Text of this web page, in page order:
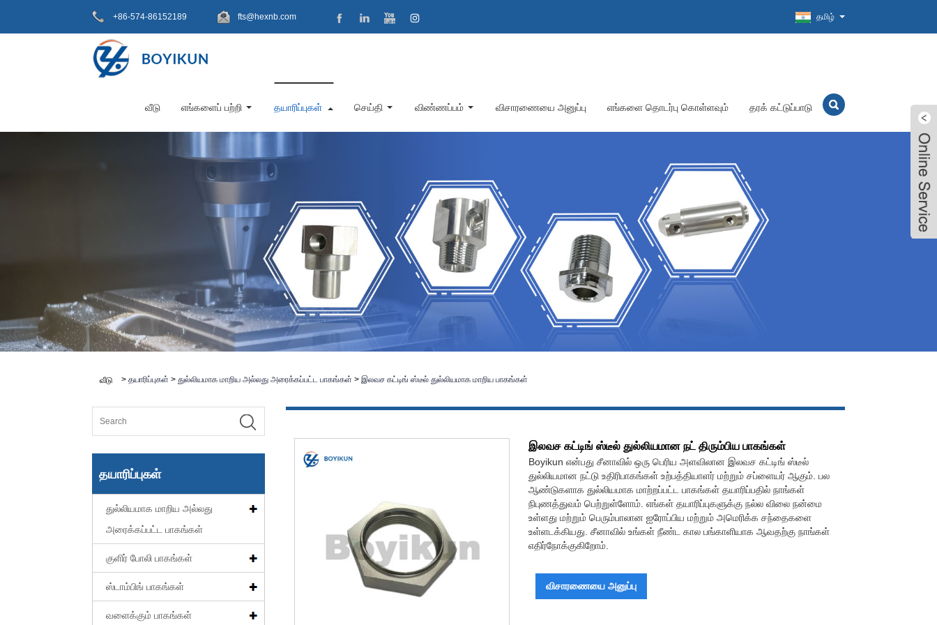
+86-574-86152189 fts@hexnb.com தமிழ்
வீடு எங்களைப் பற்றி தயாரிப்புகள் செய்தி விண்ணப்பம் விசாரணையை அனுப்பு எங்களை தொடர்பு கொள்ளவும் தரக் கட்டுப்பாடு
வீடு > தயாரிப்புகள் > துல்லியமாக மாறிய அல்லது அரைக்கப்பட்ட பாகங்கள் > இலவச கட்டிங் ஸ்டீல் துல்லியமாக மாறிய பாகங்கள்
தயாரிப்புகள்
துல்லியமாக மாறிய அல்லது
அரைக்கப்பட்ட பாகங்கள்
குளிர் போலி பாகங்கள்
ஸ்டாம்பிங் பாகங்கள்
வளைக்கும் பாகங்கள்
இலவச கட்டிங் ஸ்டீல் துல்லியமான நட் திரும்பிய பாகங்கள்
Boyikun என்பது சீனாவில் ஒரு பெரிய அளவிலான இலவச கட்டிங் ஸ்டீல்
துல்லியமான நட்டு உதிரிபாகங்கள் உற்பத்தியாளர் மற்றும் சப்ளையர் ஆகும். பல
ஆண்டுகளாக துல்லியமாக மாற்றப்பட்ட பாகங்கள் தயாரிப்பதில் நாங்கள்
நிபுணத்துவம் பெற்றுள்ளோம். எங்கள் தயாரிப்புகளுக்கு நல்ல விலை நன்மை
உள்ளது மற்றும் பெரும்பாலான ஐரோப்பிய மற்றும் அமெரிக்க சந்தைகளை
உள்ளடக்கியது. சீனாவில் உங்கள் நீண்ட கால பங்காளியாக ஆவதற்கு நாங்கள்
எதிர்நோக்குகிறோம்.
விசாரணையை அனுப்பு